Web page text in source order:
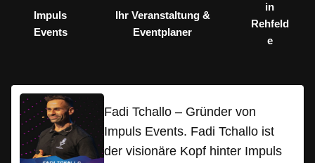
Impuls
Events
Ihr Veranstaltung &
Eventplaner
in
Rehfeld
e
Fadi Tchallo – Gründer von
Impuls Events. Fadi Tchallo ist
der visionäre Kopf hinter Impuls